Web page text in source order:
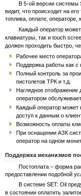
В 5-ой версии системы
видит, что происходит на
топлива, оплате, операторе,
Каждый оператор может
клавиатуры, так и touch
должен проходить быстро,
Рабочее место
Поддержка работы как с
Полный контроль за
пистолетов ТРК и т.д.
Наглядное
оператором
Каждый оператор может
доступ к данным о
Возможность оплаты
При оснащении АЗК
оператор на одном
Поддержка механизмов
Постоплата – форма
предоставлении подобной
В системе SET: Oil
в состоянии оплатить